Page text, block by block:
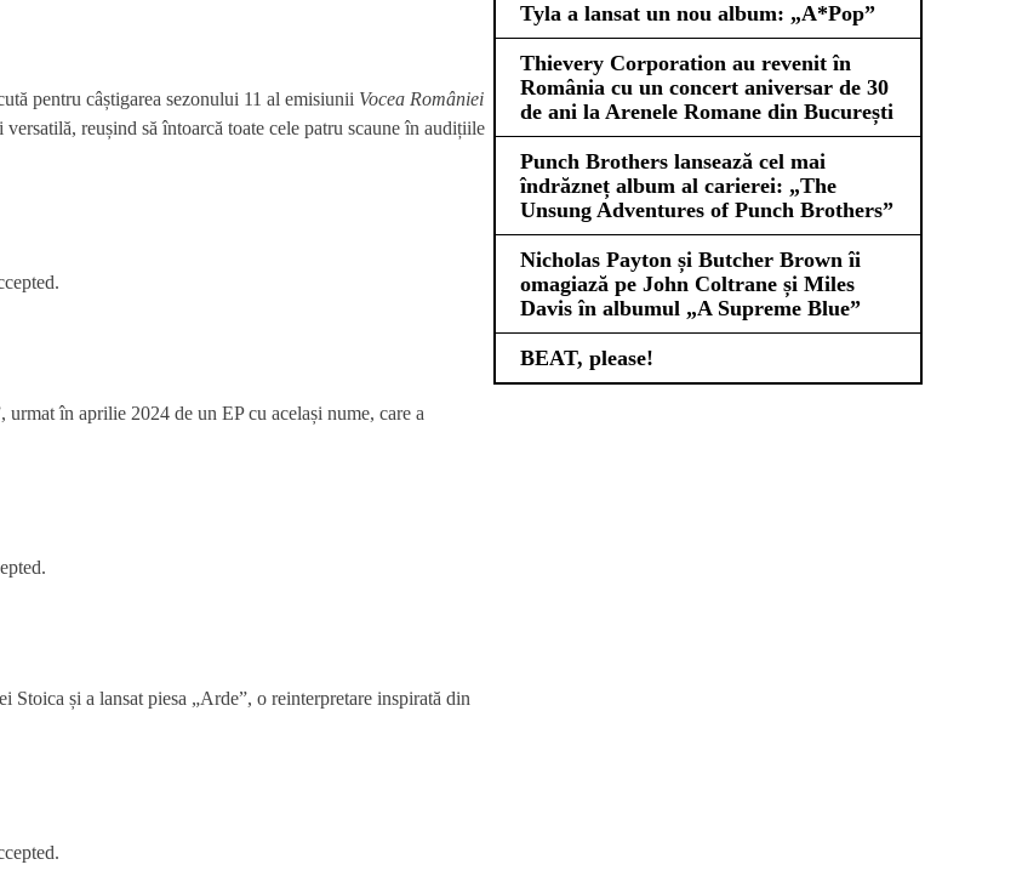
pentru câștigarea sezonului 11 al emisiunii Vocea României
reușind să întoarcă toate cele patru scaune în audițiile
în aprilie 2024 de un EP cu același nume, care a
și a lansat piesa „Arde”, o reinterpretare inspirată din
Tyla a lansat un nou album: „A*Pop”
Thievery Corporation au revenit în
România cu un concert aniversar de 30
de ani la Arenele Romane din București
Punch Brothers lansează cel mai
îndrăzneț album al carierei: „The
Unsung Adventures of Punch Brothers”
Nicholas Payton și Butcher Brown îi
omagiază pe John Coltrane și Miles
Davis în albumul „A Supreme Blue”
BEAT, please!